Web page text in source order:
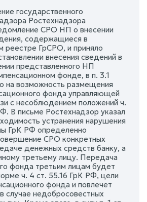
государственного
Ростехнадзора
СРО НП о внесении
содержащиеся в
реестре ГрСРО, и приняло
внесения сведений в
представленного НП
фонде, в п. 3.1
на возможность размещения
фонда управляющей
с несоблюдением положений ч.
В письме Ростехнадзор указал
устранения нарушения
ГрК РФ определенно
СРО конкретных
денежных средств банку, а
третьему лицу. Передача
фонда третьим лицам будет
ч. 4 ст. 55.16 ГрК РФ, цели
фонда и повлечет
случае недобросовестных